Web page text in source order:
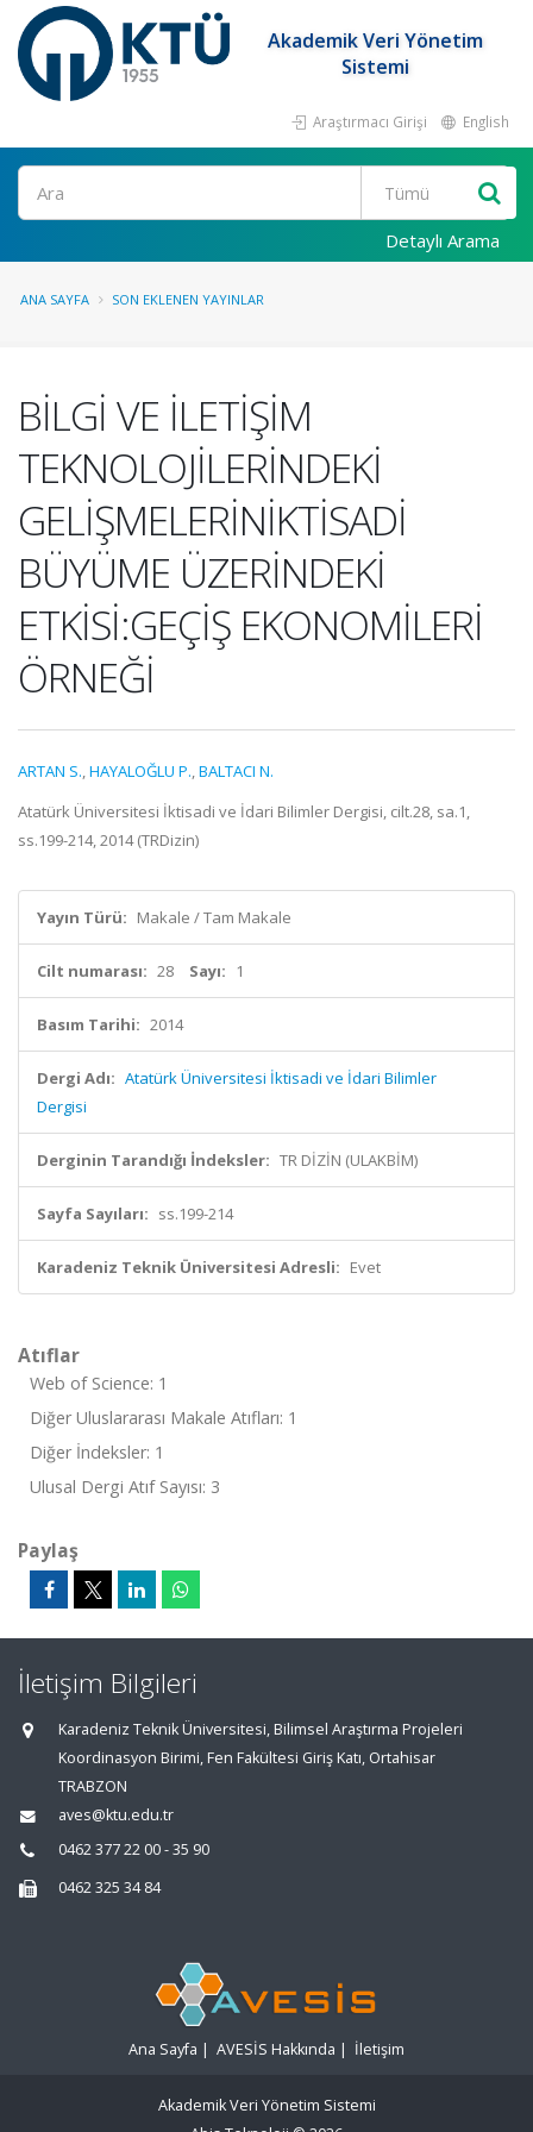
Akademik Veri Yönetim
Sistemi
Araştırmacı Girişi English
Ara
Detaylı Arama
ANA SAYFA SON EKLENEN YAYINLAR
BİLGİ VE İLETİŞİM
TEKNOLOJİLERİNDEKİ
GELİŞMELERİNİKTİSADİ
BÜYÜME ÜZERİNDEKİ
ETKİSİ:GEÇİŞ EKONOMİLERİ
ÖRNEĞİ
ARTAN S.,HAYALOĞLU P.,BALTACI N.
Atatürk Üniversitesi İktisadi ve İdari Bilimler Dergisi, cilt.28, sa.1,
ss.199-214, 2014 (TRDizin)
Yayın Türü: Makale / Tam Makale
Cilt numarası: 28 Sayı: 1
Basım Tarihi: 2014
Dergi Adı: Atatürk Üniversitesi İktisadi ve İdari Bilimler
Dergisi
Derginin Tarandığı İndeksler: TR DİZİN (ULAKBİM)
Sayfa Sayıları: ss.199-214
Karadeniz Teknik Üniversitesi Adresli: Evet
Atıflar
Web of Science: 1
Diğer Uluslararası Makale Atıfları: 1
Diğer İndeksler: 1
Ulusal Dergi Atıf Sayısı: 3
Paylaş
İletişim Bilgileri
Karadeniz Teknik Üniversitesi, Bilimsel Araştırma Projeleri
Koordinasyon Birimi, Fen Fakültesi Giriş Katı, Ortahisar
TRABZON
aves@ktu.edu.tr
0462 377 22 00 - 35 90
0462 325 34 84
Ana Sayfa | AVESİS Hakkında | İletişim
Akademik Veri Yönetim Sistemi